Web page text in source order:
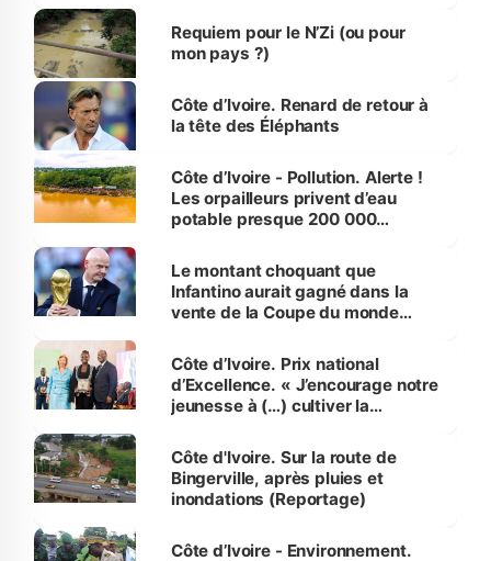
Requiem pour le N’Zi (ou pour
mon pays ?)
Côte d’Ivoire. Renard de retour à
la tête des Éléphants
Côte d’Ivoire - Pollution. Alerte !
Les orpailleurs privent d’eau
potable presque 200 000
Le montant choquant que
Infantino aurait gagné dans la
vente de la Coupe du monde
Côte d’Ivoire. Prix national
d’Excellence. « J’encourage notre
jeunesse à (…) cultiver la
(Alassane Ouattara
Côte d'Ivoire. Sur la route de
Bingerville, après pluies et
inondations (Reportage)
Côte d’Ivoire - Environnement.